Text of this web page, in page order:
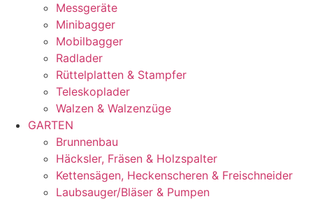
Messgeräte
Minibagger
Mobilbagger
Radlader
Rüttelplatten & Stampfer
Teleskoplader
Walzen & Walzenzüge
GARTEN
Brunnenbau
Häcksler, Fräsen & Holzspalter
Kettensägen, Heckenscheren & Freischneider
Laubsauger/Bläser & Pumpen